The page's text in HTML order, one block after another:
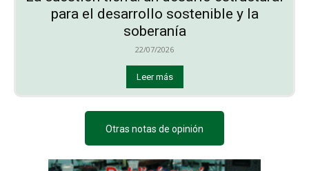
para el desarrollo sostenible y la
soberanía
22/07/2026
Leer más
Otras notas de opinión